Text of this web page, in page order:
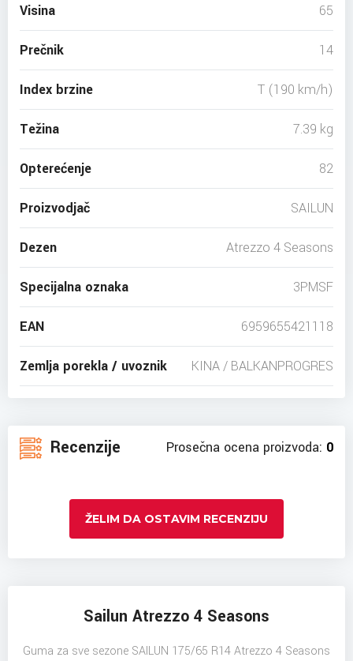
Visina 65
Prečnik 14
Index brzine T (190 km/h)
Težina 7.39 kg
Opterećenje 82
Proizvodjač SAILUN
Dezen Atrezzo 4 Seasons
Specijalna oznaka 3PMSF
EAN 6959655421118
Zemlja porekla / uvoznik KINA / BALKANPROGRES
Recenzije Prosečna ocena proizvoda: 0
ŽELIM DA OSTAVIM RECENZIJU
Sailun Atrezzo 4 Seasons
Guma za sve sezone SAILUN 175/65 R14 Atrezzo 4 Seasons